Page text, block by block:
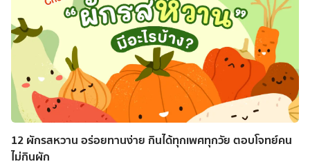
12 ผักรสหวาน อร่อยทานง่าย กินได้ทุกเพศทุกวัย ตอบโจทย์คน
ไม่กินผัก